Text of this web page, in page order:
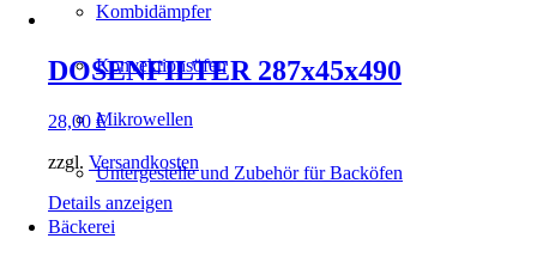
Kombidämpfer
Konvektionsöfen
Mikrowellen
Untergestelle und Zubehör für Backöfen
Bäckerei
DOSENFILTER 287x45x490
28,00 €
zzgl. Versandkosten
Details anzeigen